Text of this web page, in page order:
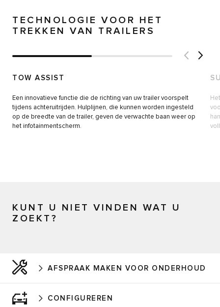
TECHNOLOGIE VOOR HET
TREKKEN VAN TRAILERS
TOW ASSIST
Een innovatieve functie die de richting van uw trailer voorspelt
tijdens achteruitrijden. Hulplijnen, die kunnen worden ingesteld
op de breedte van de trailer, geven de verwachte baan weer op
het infotainmentscherm.
KUNT U NIET VINDEN WAT U
ZOEKT?
AFSPRAAK MAKEN VOOR ONDERHOUD
CONFIGUREREN